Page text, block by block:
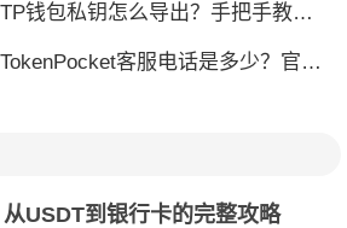
TP钱包私钥怎么导出？手把手教你安全备份助记词
TokenPocket客服电话是多少？官方热线查询
USDT到银行卡的完整攻略